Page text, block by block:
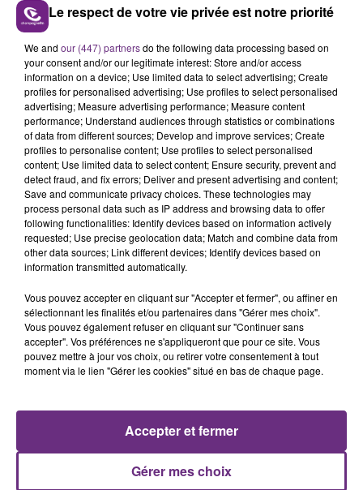
LE MAGASIN JOUÉCLUB DE REIMS FERME
SES PORTES
C'était l'une des institutions du centre-ville
rémois. Le magasin JouéClub est contraint de
fermer ses portes.
TITRES DIFFUSÉS
17h21
17h21
TAYLOR SWIFT
Shake It Off
17h18
17h18
MANON LISA
Le Petit Pecheur
17h15
17h15 17h06
17h06
Le respect de votre vie privée est notre priorité
We and our (447) partnersdo the following data processing based on
your consent and/or our legitimate interest: Store and/or access
information on a device; Use limited data to select advertising; Create
profiles for personalised advertising; Use profiles to select personalised
advertising; Measure advertising performance; Measure content
performance; Understand audiences through statistics or combinations
of data from different sources; Develop and improve services; Create
profiles to personalise content; Use profiles to select personalised
content; Use limited data to select content; Ensure security, prevent and
detect fraud, and fix errors; Deliver and present advertising and content;
Save and communicate privacy choices. These technologies may
process personal data such as IP address and browsing data to offer
following functionalities: Identify devices based on information actively
requested; Use precise geolocation data; Match and combine data from
other data sources; Link different devices; Identify devices based on
information transmitted automatically.
Vous pouvez accepter en cliquant sur "Accepter et fermer", ou affiner en
sélectionnant les finalités et/ou partenaires dans "Gérer mes choix".
Vous pouvez également refuser en cliquant sur "Continuer sans
accepter". Vos préférences ne s'appliqueront que pour ce site. Vous
pouvez mettre à jour vos choix, ou retirer votre consentement à tout
moment via le lien "Gérer les cookies" situé en bas de chaque page.
Gérer mes choix
Accepter et fermer